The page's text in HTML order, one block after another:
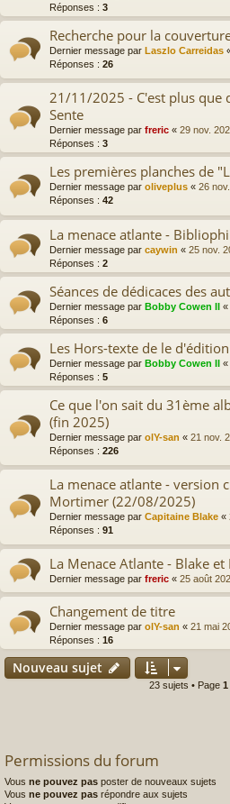
Réponses : 3
Recherche pour la
Dernier message par Laszlo Carreidas
Réponses : 26
21/11/2025 - C'est plus que
Sente
Dernier message par freric « 29 nov.
Réponses : 3
Les premières planches de
Dernier message par oliveplus « 26
Réponses : 42
La menace atlante -
Dernier message par caywin « 25 nov.
Réponses : 2
Séances de dédicaces des
Dernier message par Bobby Cowen II «
Réponses : 6
Les Hors-texte de le
Dernier message par Bobby Cowen II «
Réponses : 5
Ce que l'on sait du 31ème
(fin 2025)
Dernier message par olY-san « 21 nov.
Réponses : 226
La menace atlante - version
Mortimer (22/08/2025)
Dernier message par Capitaine Blake «
Réponses : 91
La Menace Atlante - Blake
Dernier message par freric « 25 août
Changement de titre
Dernier message par olY-san « 21 mai
Réponses : 16
Nouveau sujet
23 sujets • Page 1
Permissions du forum
Vous ne pouvez pas poster de nouveaux sujets
Vous ne pouvez pas répondre aux sujets